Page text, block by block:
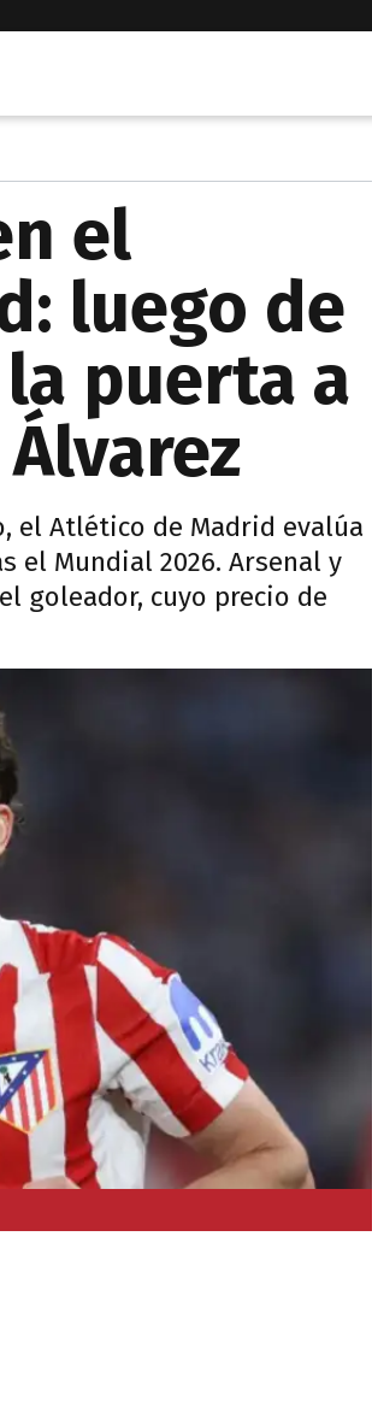
el
luego de
puerta a
el Atlético de Madrid evalúa
el Mundial 2026. Arsenal y
goleador, cuyo precio de